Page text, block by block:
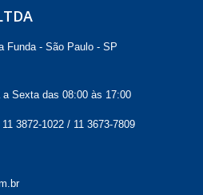
Funda - São Paulo - SP
a Sexta das 08:00 às 17:00
3872-1022 / 11 3673-7809